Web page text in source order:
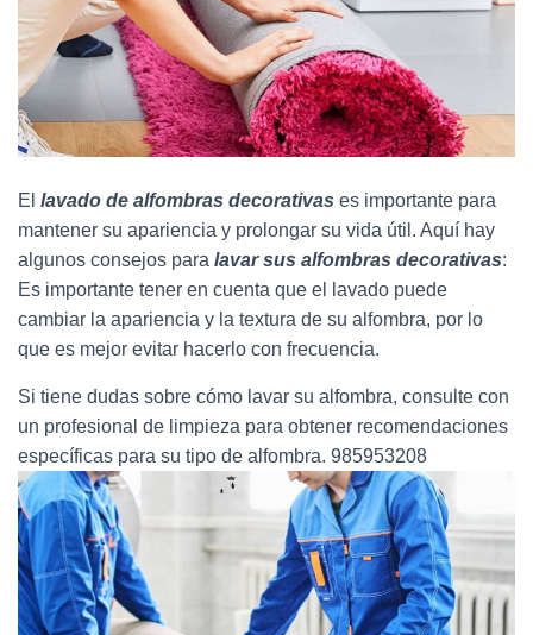
El lavado de alfombras decorativas es importante para
mantener su apariencia y prolongar su vida útil. Aquí hay
algunos consejos para lavar sus alfombras decorativas:
Es importante tener en cuenta que el lavado puede
cambiar la apariencia y la textura de su alfombra, por lo
que es mejor evitar hacerlo con frecuencia.
Si tiene dudas sobre cómo lavar su alfombra, consulte con
un profesional de limpieza para obtener recomendaciones
específicas para su tipo de alfombra. 985953208